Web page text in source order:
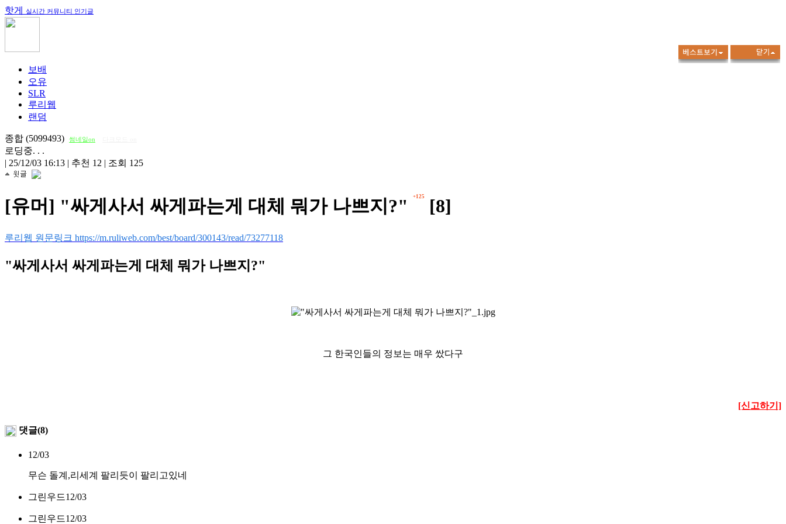
핫게 실시간 커뮤니티 인기글
보배
오유
SLR
루리웹
랜덤
종합 (5099493) 썸네일on
로딩중. . .
| 25/12/03 16:13 | 추천 12 | 조회 125
[유머] "싸게사서 싸게파는게 대체 뭐가 나쁘지?" +125 [8]
루리웹 원문링크 https://m.ruliweb.com/best/board/300143/read/73277118
"싸게사서 싸게파는게 대체 뭐가 나쁘지?"
그 한국인들의 정보는 매우 쌌다구
[신고하기]
댓글(8)
12/03
무슨 돌계,리세계 팔리듯이 팔리고있네
그린우드12/03
그린우드12/03